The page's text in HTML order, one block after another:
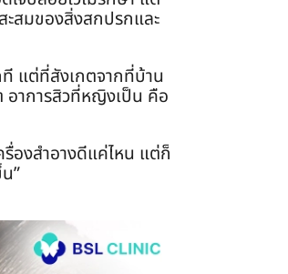
ะสมของสิ่งสกปรกและ
แต่ที่สังเกตจากที่บ้าน
อาการสิวที่หญิงเป็น คือ
องสำอางดีแค่ไหน แต่ก็
”